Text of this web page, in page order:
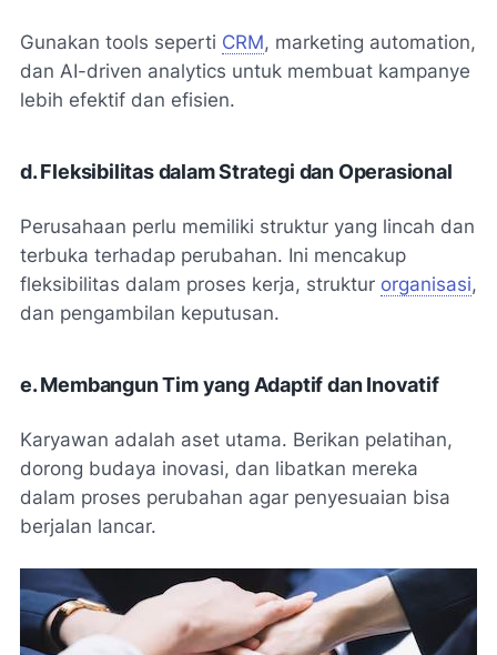
Gunakan tools seperti CRM, marketing automation,
dan AI-driven analytics untuk membuat kampanye
lebih efektif dan efisien.
d. Fleksibilitas dalam Strategi dan Operasional
Perusahaan perlu memiliki struktur yang lincah dan
terbuka terhadap perubahan. Ini mencakup
fleksibilitas dalam proses kerja, struktur organisasi,
dan pengambilan keputusan.
e. Membangun Tim yang Adaptif dan Inovatif
Karyawan adalah aset utama. Berikan pelatihan,
dorong budaya inovasi, dan libatkan mereka
dalam proses perubahan agar penyesuaian bisa
berjalan lancar.